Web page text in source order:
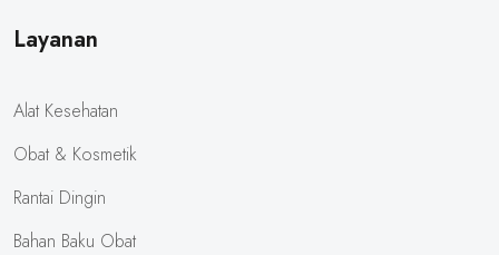
Layanan
Alat Kesehatan
Obat & Kosmetik
Rantai Dingin
Bahan Baku Obat